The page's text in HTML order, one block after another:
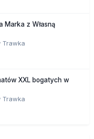
Marka z Własną
Trawka
XXL bogatych w
Trawka